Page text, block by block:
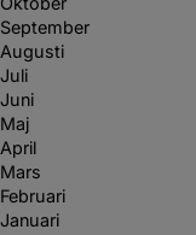
September
Augusti
Juli
Juni
Maj
April
Mars
Februari
Januari